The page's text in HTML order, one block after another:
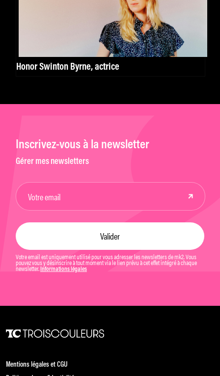
Honor Swinton Byrne, actrice
Inscrivez-vous à la newsletter
Gérer mes newsletters
Votre email est uniquement utilisé pour vous adresser les newsletters de mk2. Vous
pouvez vous y désinscrire à tout moment via le lien prévu à cet effet intégré à chaque
newsletter. Informations légales
Mentions légales et CGU